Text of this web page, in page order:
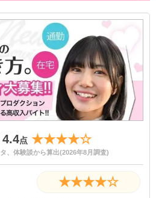
ニック多数提携(20～30%)オフ
し出し
メラ無料貸し出し
具無料支給
付無料
し
シー対策あり
ィなし
可能 点 ★★★★☆
、体験談から算出(2026年8月調査)
★★★★☆